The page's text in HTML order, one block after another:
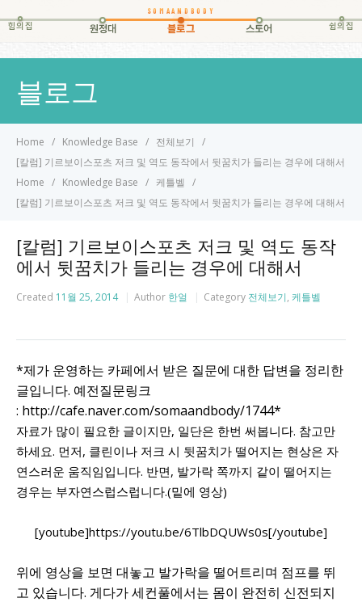
힘의집 원정대 블로그 스토어 쉼의집
블로그
Home Knowledge Base
전체보기
[칼럼] 기르보이스포츠 저크 및 역도 동작에서 뒷꿈치가 들리는 경우에 대해서
Home
Knowledge Base
케틀벨
[칼럼] 기르보이스포츠 저크 및 역도 동작에서 뒷꿈치가 들리는 경우에 대해서
[칼럼] 기르보이스포츠 저크 및 역도 동작
에서 뒷꿈치가 들리는 경우에 대해서
Created 11월 25, 2014 Author 한얼 Category 전체보기, 케틀벨
*제가 운영하는 카페에서 받은 질문에 대한 답변을 정리한
글입니다. 예전질문링크
: http://cafe.naver.com/somaandbody/1744*
자료가 많이 필요한 글이지만, 일단은 한번 써봅니다. 참고만
하세요. 먼저, 클린이나 저크 시 뒷꿈치가 떨어지는 현상은 자
연스러운 움직임입니다. 반면, 발가락 쪽까지 같이 떨어지는
경우는 부자연스럽스럽니다.(밑에 영상)
[youtube]https://youtu.be/6TlbDQUWs0s[/youtube]
위에 영상을 보면 대놓고 발가락을 떨어트리며 점프를 뛰
고 있습니다. 게다가 세컨풀에서는 몸이 완전히 신전되지